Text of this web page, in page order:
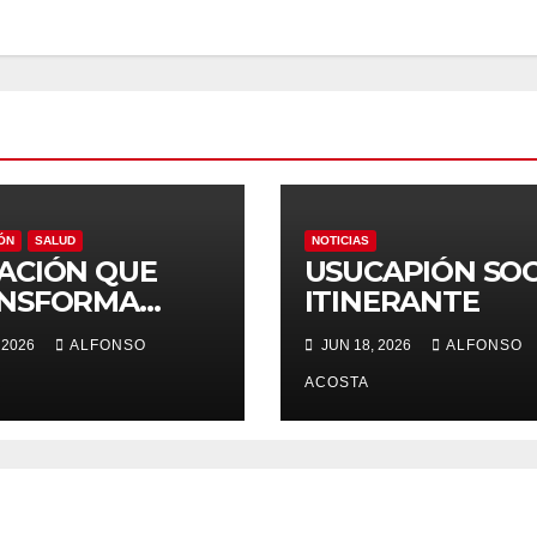
SALUD
QUE
ALFONSO
NOTICIAS
USUCAPIÓN
ITINERANTE
JUN 18, 2026 ALFONSO
ACOSTA